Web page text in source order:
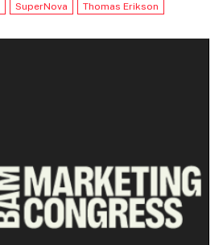
SuperNova
Thomas Erikson